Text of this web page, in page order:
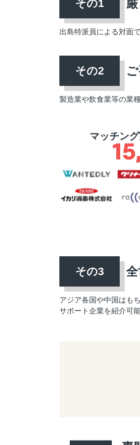
出島特派員による対面
製造業や飲食業等の業
マッチン
アジア各国や中国はも
サポート企業を紹介可能